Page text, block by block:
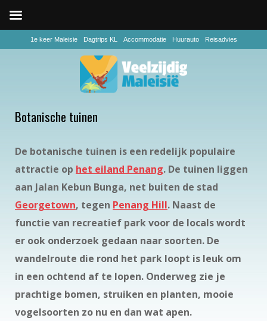
1e keer Maleisie Dagtrips KL Accommodatie Huurauto Reisadvies
Botanische tuinen
De botanische tuinen is een redelijk populaire
attractie op het eiland Penang. De tuinen liggen
aan Jalan Kebun Bunga, net buiten de stad
Georgetown, tegen Penang Hill. Naast de
functie van recreatief park voor de locals wordt
er ook onderzoek gedaan naar soorten. De
wandelroute die rond het park loopt is leuk om
in een ochtend af te lopen. Onderweg zie je
prachtige bomen, struiken en planten, mooie
vogelsoorten zo nu en dan wat apen.